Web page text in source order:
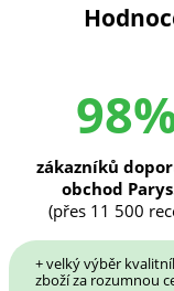
zákazníků
obchod
(přes 11 500
+ velký výběr
zboží za rozumnou